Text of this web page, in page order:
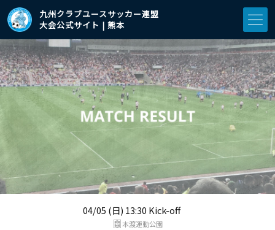
九州クラブユースサッカー連盟
大会公式サイト | 熊本
04/05 (日) 13:30 Kick-off
本渡運動公園